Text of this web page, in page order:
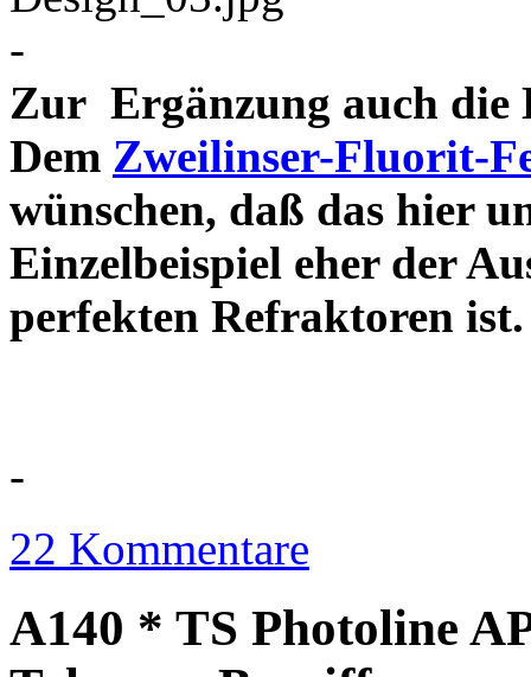
-
Zur Ergänzung auch die
Dem Zweilinser-Fluorit-
wünschen, daß das hier
Einzelbeispiel eher der
perfekten
-
22 Kommentare
A140 * TS Photoline